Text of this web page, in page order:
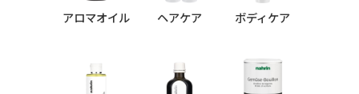
アロマオイル ヘアケア ボディケア